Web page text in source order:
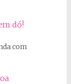
dó!
com